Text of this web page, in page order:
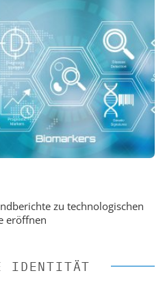
zu technologischen
eröffnen
IDENTITÄT